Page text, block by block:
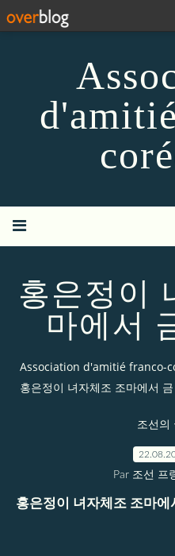
홍은정이
마에서
Association d'amitié franco-
홍은정이 녀자체조 조마에서
조선의
Par 조선 프
홍은정이 녀자체조 조마에